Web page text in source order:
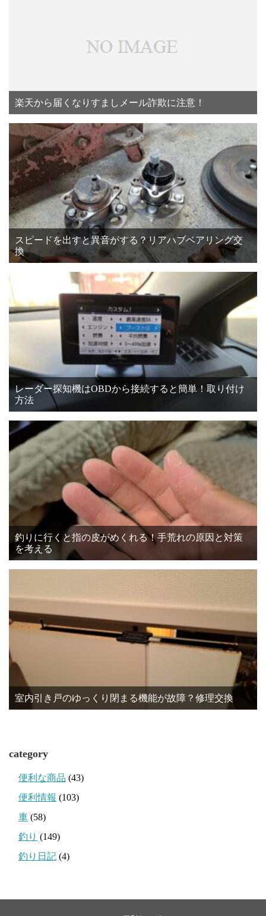
楽天から届くなりすましメール詐欺に注意！
スピードを出すと異音がする？リアハブベアリング交
換
レーダー探知機はOBDから接続すると簡単！取り付け
方法
釣りに行くと指の皮がめくれる！手荒れの原因と対策
を考える
室内引き戸のゆっくり閉まる機能が故障？修理交換
category
便利な商品 (43)
便利情報 (103)
車 (58)
釣り (149)
釣り日記 (4)